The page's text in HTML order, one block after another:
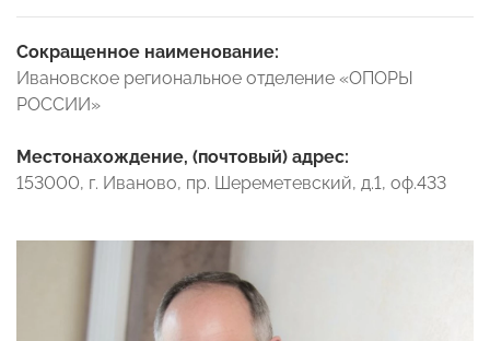
Сокращенное наименование:
Ивановское региональное отделение «ОПОРЫ
РОССИИ»
Местонахождение, (почтовый) адрес:
153000, г. Иваново, пр. Шереметевский, д.1, оф.433